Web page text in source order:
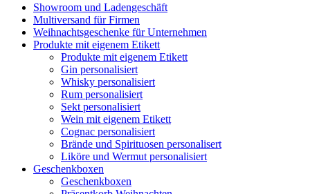
Showroom und Ladengeschäft
Multiversand für Firmen
Weihnachtsgeschenke für Unternehmen
Produkte mit eigenem Etikett
Produkte mit eigenem Etikett
Gin personalisiert
Whisky personalisiert
Rum personalisiert
Sekt personalisiert
Wein mit eigenem Etikett
Cognac personalisiert
Brände und Spirituosen personalisert
Liköre und Wermut personalisiert
Geschenkboxen
Geschenkboxen